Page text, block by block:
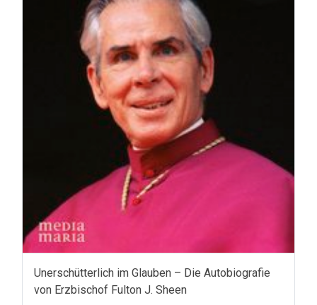
Unerschütterlich im Glauben – Die Autobiografie
von Erzbischof Fulton J. Sheen